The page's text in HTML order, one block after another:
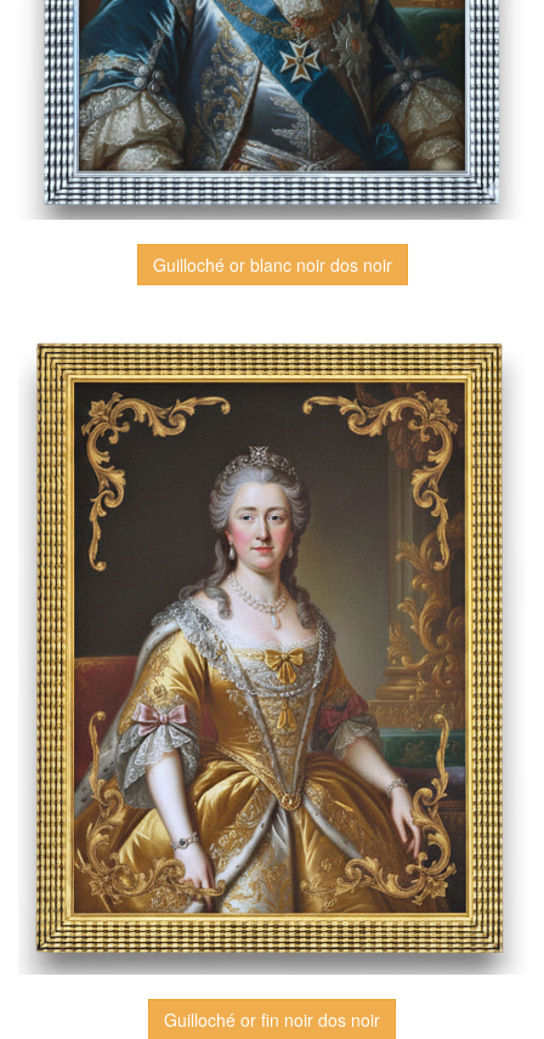
Guilloché or blanc noir dos noir
Guilloché or fin noir dos noir